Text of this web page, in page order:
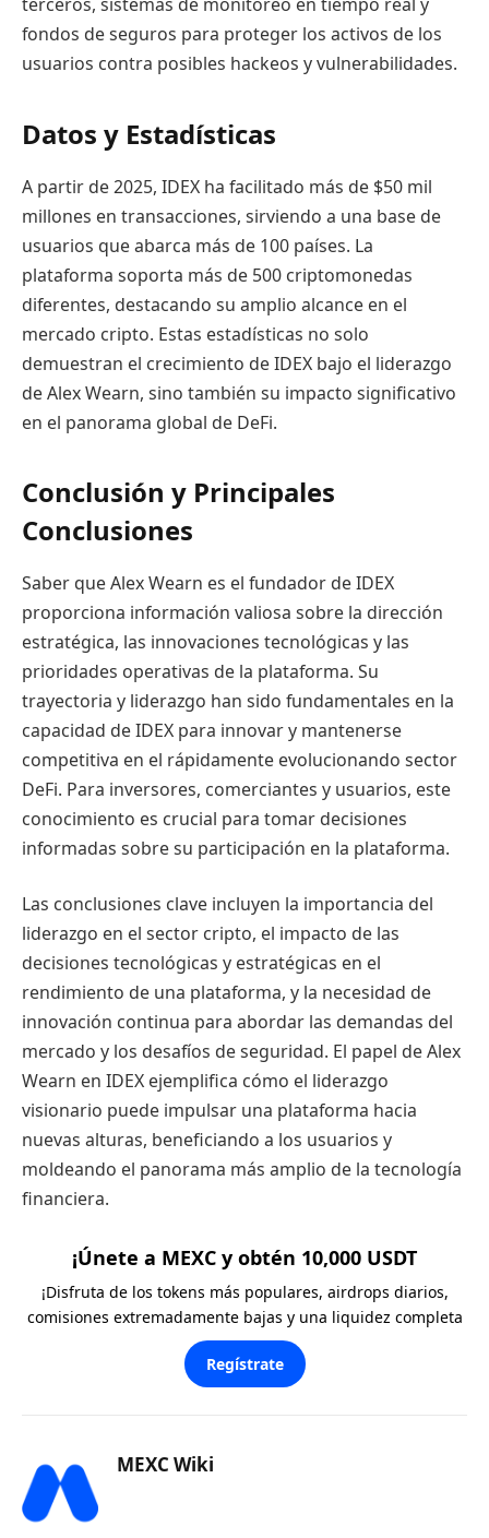
fondos de seguros para proteger los activos de los
usuarios contra posibles hackeos y vulnerabilidades.
Datos y Estadísticas
A partir de 2025, IDEX ha facilitado más de $50 mil
millones en transacciones, sirviendo a una base de
usuarios que abarca más de 100 países. La
plataforma soporta más de 500 criptomonedas
diferentes, destacando su amplio alcance en el
mercado cripto. Estas estadísticas no solo
demuestran el crecimiento de IDEX bajo el liderazgo
de Alex Wearn, sino también su impacto significativo
en el panorama global de DeFi.
Conclusión y Principales
Conclusiones
Saber que Alex Wearn es el fundador de IDEX
proporciona información valiosa sobre la dirección
estratégica, las innovaciones tecnológicas y las
prioridades operativas de la plataforma. Su
trayectoria y liderazgo han sido fundamentales en la
capacidad de IDEX para innovar y mantenerse
competitiva en el rápidamente evolucionando sector
DeFi. Para inversores, comerciantes y usuarios, este
conocimiento es crucial para tomar decisiones
informadas sobre su participación en la plataforma.
Las conclusiones clave incluyen la importancia del
liderazgo en el sector cripto, el impacto de las
decisiones tecnológicas y estratégicas en el
rendimiento de una plataforma, y la necesidad de
innovación continua para abordar las demandas del
mercado y los desafíos de seguridad. El papel de Alex
Wearn en IDEX ejemplifica cómo el liderazgo
visionario puede impulsar una plataforma hacia
nuevas alturas, beneficiando a los usuarios y
moldeando el panorama más amplio de la tecnología
financiera.
¡Únete a MEXC y obtén 10,000 USDT
¡Disfruta de los tokens más populares, airdrops diarios,
comisiones extremadamente bajas y una liquidez completa
Regístrate
MEXC Wiki